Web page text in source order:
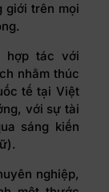
giới trên mọi
hợp tác với
nhằm thúc
tế tại Việt
với sự tài
sáng kiến
nghiệp,